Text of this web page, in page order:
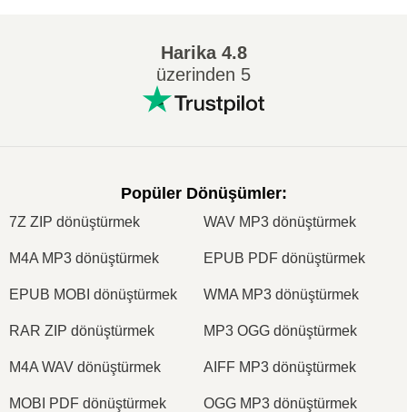
Harika4.8
üzerinden 5
Popüler Dönüşümler:
7Z ZIP dönüştürmek WAV MP3 dönüştürmek
M4A MP3 dönüştürmek EPUB PDF dönüştürmek
EPUB MOBI dönüştürmek WMA MP3 dönüştürmek
RAR ZIP dönüştürmek MP3 OGG dönüştürmek
M4A WAV dönüştürmek AIFF MP3 dönüştürmek
MOBI PDF dönüştürmek OGG MP3 dönüştürmek